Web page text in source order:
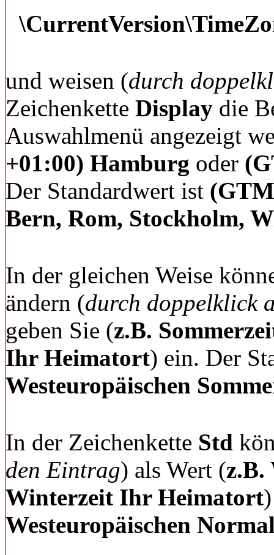
und weisen (durch
Zeichenkette Display die
Auswahlmenü angezeigt
+01:00) Hamburg oder
Der Standardwert ist
Bern, Rom, Stockholm,
In der gleichen Weise
ändern (durch doppelklick
geben Sie (z.B.
Ihr Heimatort) ein. Der
Westeuropäischen
In der Zeichenkette Std
den Eintrag) als Wert (z.B.
Winterzeit Ihr Heimatort
Westeuropäischen